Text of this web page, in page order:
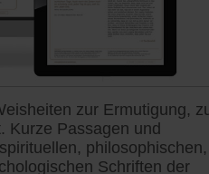
zur Ermutigung,
Kurze Passagen und
philosophischen,
Schriften der